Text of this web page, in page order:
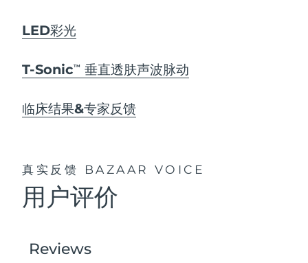
LED彩光
T-SonicTM 垂直透肤声波脉动
临床结果&专家反馈
真实反馈 BAZAAR VOICE
用户评价